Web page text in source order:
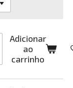
Adicionar
ao
carrinho